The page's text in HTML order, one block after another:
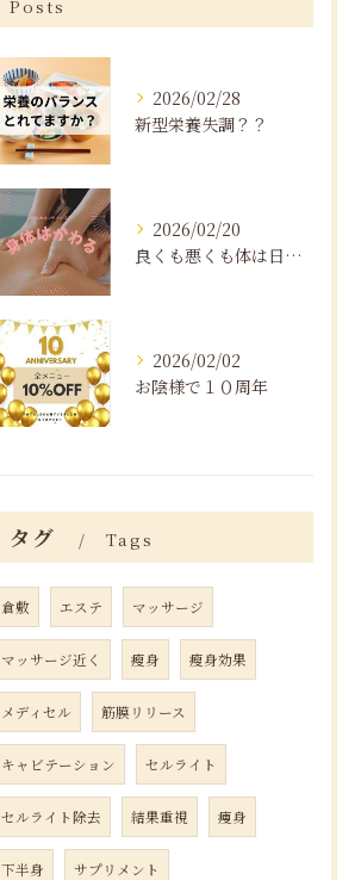
Posts
2026/02/28
新型栄養失調？？
2026/02/20
良くも悪くも体は日々変化する
2026/02/02
お陰様で１０周年
タグ Tags
倉敷 エステ マッサージ
マッサージ近く 瘦身 瘦身効果
メディセル 筋膜リリース
キャビテーション セルライト
セルライト除去 結果重視 痩身
下半身 サプリメント